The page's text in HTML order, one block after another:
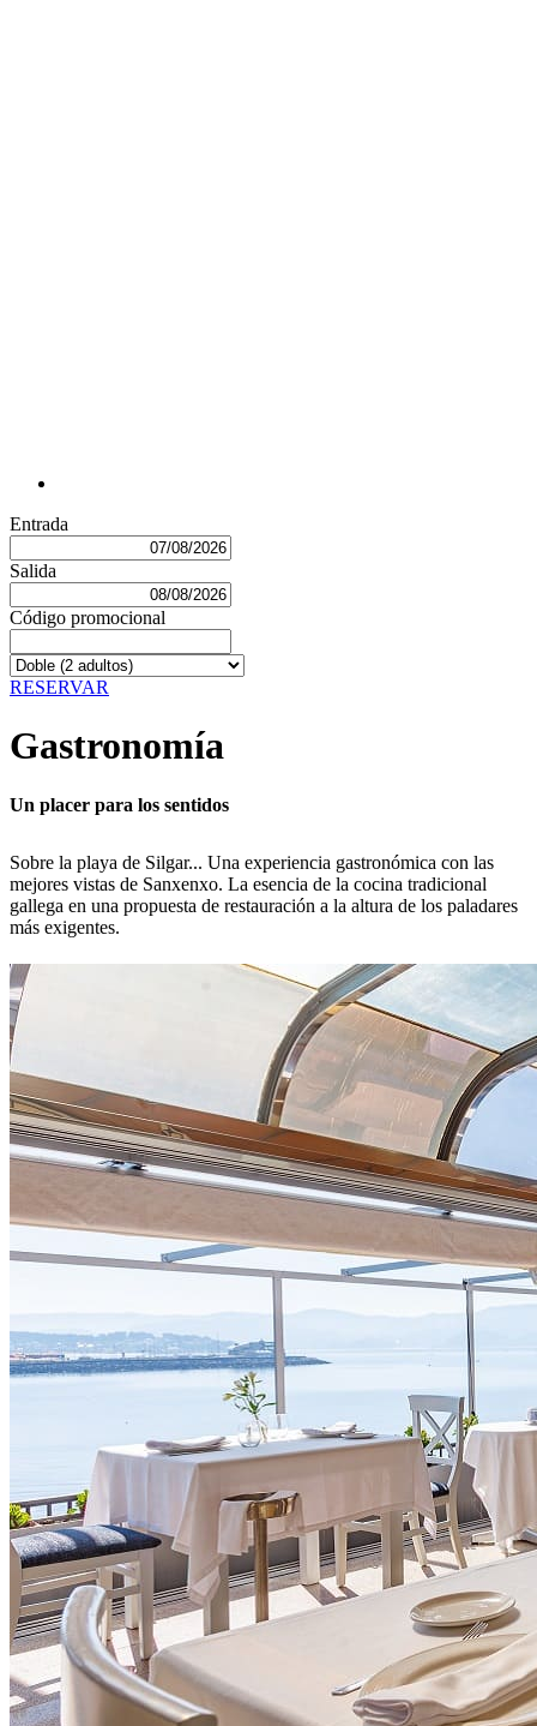
Entrada
Salida
Código promocional
RESERVAR
Gastronomía
Un placer para los sentidos
Sobre la playa de Silgar... Una experiencia gastronómica con las
mejores vistas de Sanxenxo. La esencia de la cocina tradicional
gallega en una propuesta de restauración a la altura de los paladares
más exigentes.